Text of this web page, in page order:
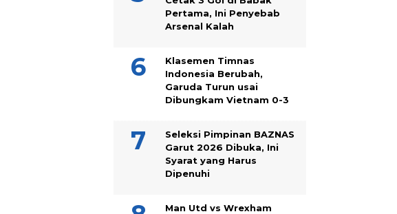
Pertama, Ini Penyebab
Arsenal Kalah
Klasemen Timnas
Indonesia Berubah,
Garuda Turun usai
Dibungkam Vietnam 0-3
Seleksi Pimpinan BAZNAS
Garut 2026 Dibuka, Ini
Syarat yang Harus
Dipenuhi
Man Utd vs Wrexham